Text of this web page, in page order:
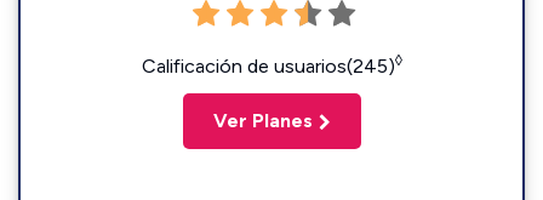
Calificación de usuarios(245)◊
Ver Planes